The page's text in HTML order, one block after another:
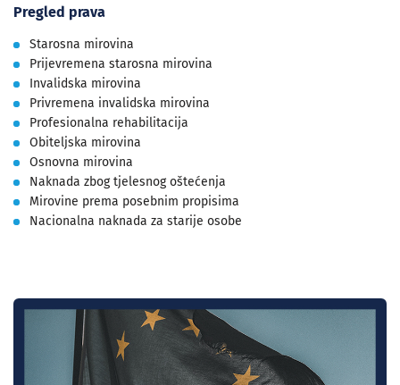
Pregled prava
Starosna mirovina
Prijevremena starosna mirovina
Invalidska mirovina
Privremena invalidska mirovina
Profesionalna rehabilitacija
Obiteljska mirovina
Osnovna mirovina
Naknada zbog tjelesnog oštećenja
Mirovine prema posebnim propisima
Nacionalna naknada za starije osobe